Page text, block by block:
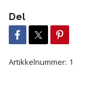
Del
Artikkelnummer: 1